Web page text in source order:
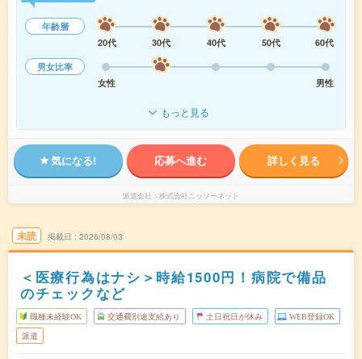
年齢層
20代
30代 40代 50代
60代
男女比率
女性
男性
もっと見る
気になる! 応募へ進む 詳しく見る
派遣会社 株式会社ニッソーネット
未読 掲載日 2026/08/03
＜医療行為はナシ＞時給1500円！病院で備品
のチェックなど
職種未経験OK 交通費別途支給あり 土日祝日が休み WEB登録OK
派遣